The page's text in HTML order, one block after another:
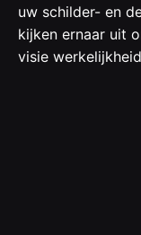
uw schilder- en
kijken ernaar uit
visie